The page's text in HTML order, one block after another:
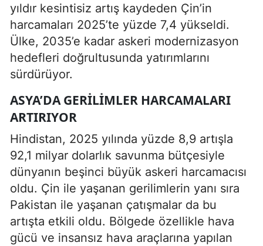
yıldır kesintisiz artış kaydeden Çin’in
harcamaları 2025’te yüzde 7,4 yükseldi.
Ülke, 2035’e kadar askeri modernizasyon
hedefleri doğrultusunda yatırımlarını
sürdürüyor.
ASYA’DA GERILIMLER HARCAMALARI
ARTIRIYOR
Hindistan, 2025 yılında yüzde 8,9 artışla
92,1 milyar dolarlık savunma bütçesiyle
dünyanın beşinci büyük askeri harcamacısı
oldu. Çin ile yaşanan gerilimlerin yanı sıra
Pakistan ile yaşanan çatışmalar da bu
artışta etkili oldu. Bölgede özellikle hava
gücü ve insansız hava araçlarına yapılan